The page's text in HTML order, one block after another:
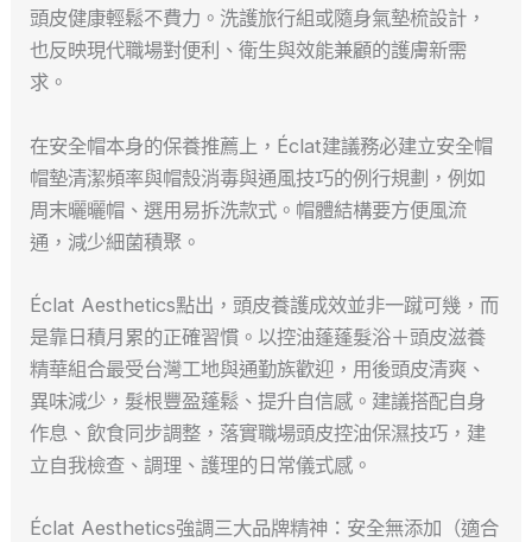
頭皮健康輕鬆不費力。洗護旅行組或隨身氣墊梳設計，
也反映現代職場對便利、衛生與效能兼顧的護膚新需
求。
在安全帽本身的保養推薦上，Éclat建議務必建立安全帽
帽墊清潔頻率與帽殼消毒與通風技巧的例行規劃，例如
周末曬曬帽、選用易拆洗款式。帽體結構要方便風流
通，減少細菌積聚。
Éclat Aesthetics點出，頭皮養護成效並非一蹴可幾，而
是靠日積月累的正確習慣。以控油蓬蓬髮浴＋頭皮滋養
精華組合最受台灣工地與通勤族歡迎，用後頭皮清爽、
異味減少，髮根豐盈蓬鬆、提升自信感。建議搭配自身
作息、飲食同步調整，落實職場頭皮控油保濕技巧，建
立自我檢查、調理、護理的日常儀式感。
Éclat Aesthetics強調三大品牌精神：安全無添加（適合